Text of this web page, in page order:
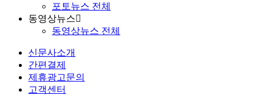
포토뉴스 전체
동영상뉴스
동영상뉴스 전체
신문사소개
간편결제
제휴광고문의
고객센터